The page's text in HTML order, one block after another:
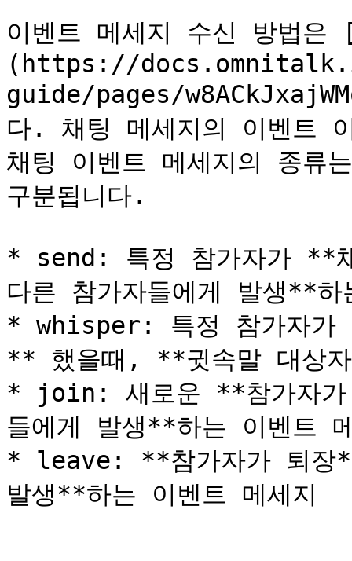
이벤트 메세지 수신 방법은
(https://
guide/pages/
다. 채팅 메세지의 이벤트
채팅 이벤트 메세지의 종
구분됩니다.
* send: 특정 참가자가 **
다른 참가자들에게 발생**
* whisper: 특정 참가자가
** 했을때, **귓속말 대상
* join: 새로운 **참가자
들에게 발생**하는 이벤트
* leave: **참가자가 퇴장